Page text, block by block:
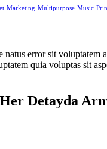
Marketing Multipurpose Music
natus error sit
quia voluptas sit
Detayda